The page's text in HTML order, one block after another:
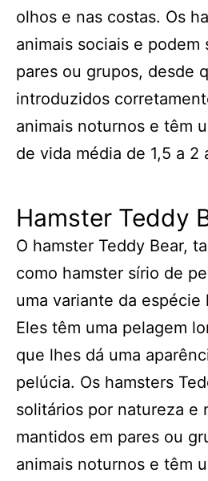
olhos e nas costas. Os
animais sociais e podem
pares ou grupos, desde
introduzidos
animais noturnos e têm
de vida média de 1,5 a 2
Hamster Teddy
O hamster Teddy Bear,
como hamster sírio de
uma variante da espécie
Eles têm uma pelagem
que lhes dá uma
pelúcia. Os hamsters
solitários por natureza e
mantidos em pares ou
animais noturnos e têm